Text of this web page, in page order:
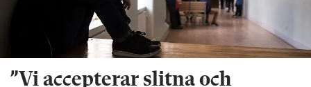
”Vi accepterar slitna och